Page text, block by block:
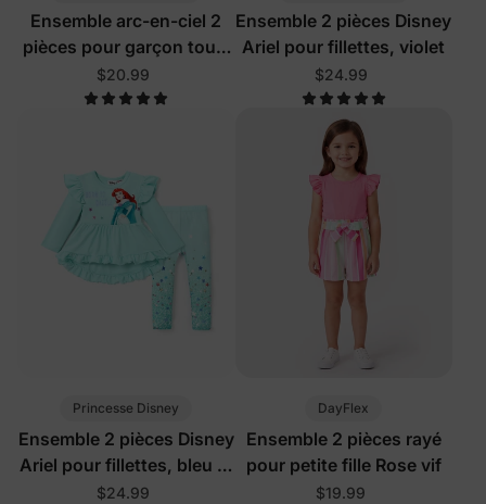
Ensemble arc-en-ciel 2
pièces pour garçon tout-
petit bleu
$20.99
Ensemble 2 pièces Disney
Ariel pour fillettes, violet
$24.99
Princesse Disney
Ensemble 2 pièces Disney
Ariel pour fillettes, bleu et
vert
$24.99
DayFlex
Ensemble 2 pièces rayé
pour petite fille Rose vif
$19.99